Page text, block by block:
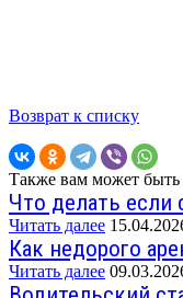
Возврат к списку
Также вам может быть
Что делать если
Читать далее
Как недорого
Читать далее